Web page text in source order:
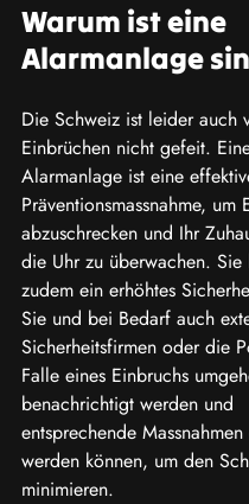
Warum ist eine
Alarmanlage
Die Schweiz ist leider auch
Einbrüchen nicht gefeit.
Alarmanlage ist eine
Präventionsmassnahme, um
abzuschrecken und Ihr
die Uhr zu überwachen. Sie
zudem ein erhöhtes
Sie und bei Bedarf auch
Sicherheitsfirmen oder die
Falle eines Einbruchs
benachrichtigt werden und
entsprechende
werden können, um den
minimieren.